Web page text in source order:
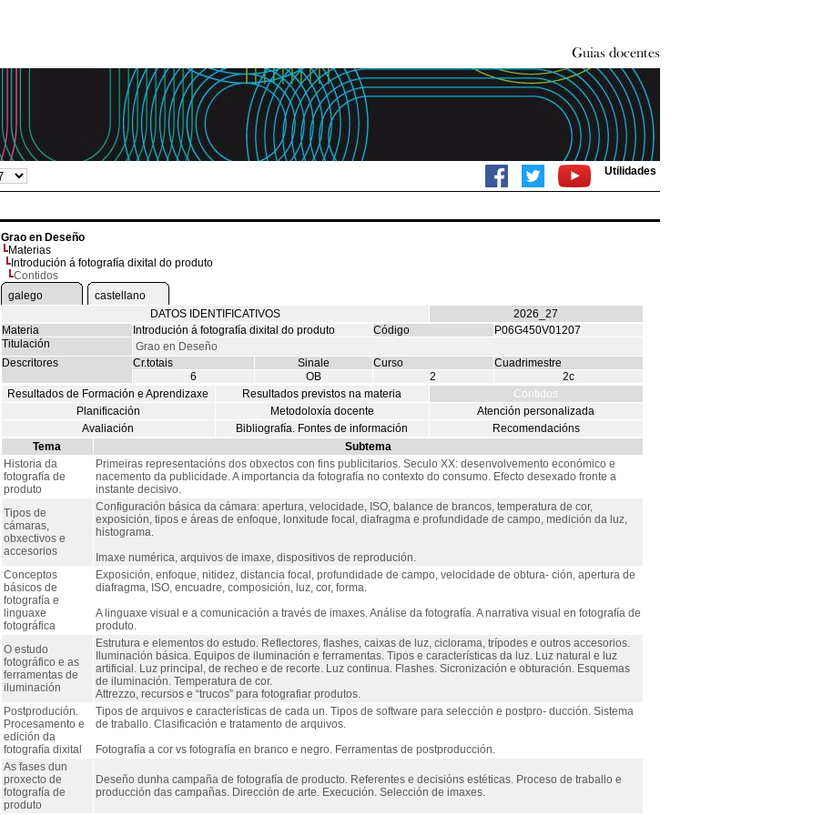
Utilidades
Grao en Deseño
Materias
Introdución á fotografía dixital do produto
Contidos
galego
castellano
DATOS IDENTIFICATIVOS
2026_27
Materia
Introdución á fotografía dixital do produto Código
P06G450V01207
Titulación
Grao en Deseño
Descritores
Cr.totais Sinale Curso
Cuadrimestre
6
OB 2
2c
Resultados de Formación e Aprendizaxe
Resultados previstos na materia
Contidos
Planificación
Metodoloxía docente
Atención personalizada
Avaliación
Bibliografía. Fontes de información
Recomendacións
Tema
Subtema
Historia da
fotografía de
produto
Primeiras representacións dos obxectos con fins publicitarios. Seculo XX: desenvolvemento económico e
nacemento da publicidade. A importancia da fotografía no contexto do consumo. Efecto desexado fronte a
instante decisivo.
Tipos de
cámaras,
obxectivos e
accesorios
Configuración básica da cámara: apertura, velocidade, ISO, balance de brancos, temperatura de cor,
exposición, tipos e áreas de enfoque, lonxitude focal, diafragma e profundidade de campo, medición da luz,
histograma.
Imaxe numérica, arquivos de imaxe, dispositivos de reprodución.
Conceptos
básicos de
fotografía e
linguaxe
fotográfica
Exposición, enfoque, nitidez, distancia focal, profundidade de campo, velocidade de obtura- ción, apertura de
diafragma, ISO, encuadre, composición, luz, cor, forma.
A linguaxe visual e a comunicación a través de imaxes. Análise da fotografía. A narrativa visual en fotografía de
produto.
O estudo
fotográfico e as
ferramentas de
iluminación
Estrutura e elementos do estudo. Reflectores, flashes, caixas de luz, ciclorama, trípodes e outros accesorios.
Iluminación básica. Equipos de iluminación e ferramentas. Tipos e características da luz. Luz natural e luz
artificial. Luz principal, de recheo e de recorte. Luz continua. Flashes. Sicronización e obturación. Esquemas
de iluminación. Temperatura de cor.
Attrezzo, recursos e “trucos” para fotografiar produtos.
Postprodución.
Procesamento e
edición da
fotografía dixital
Tipos de arquivos e características de cada un. Tipos de software para selección e postpro- ducción. Sistema
de traballo. Clasificación e tratamento de arquivos.
Fotografía a cor vs fotografía en branco e negro. Ferramentas de postproducción.
As fases dun
proxecto de
fotografía de
produto
Deseño dunha campaña de fotografía de producto. Referentes e decisións estéticas. Proceso de traballo e
producción das campañas. Dirección de arte. Execución. Selección de imaxes.